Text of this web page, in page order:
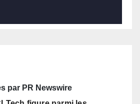
par PR Newswire